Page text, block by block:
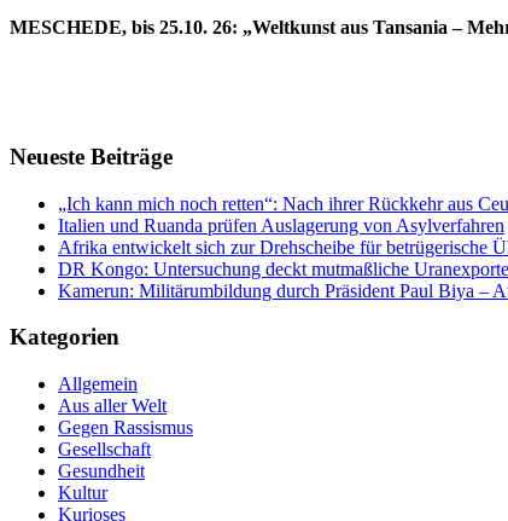
eilig
MESCHEDE, bis 25.10. 26: „Weltkunst aus Tansania –
Neueste Beiträge
„Ich kann mich noch retten“: Nach ihrer Rückkehr aus
Italien und Ruanda prüfen Auslagerung von Asylverfahren
Afrika entwickelt sich zur Drehscheibe für betrügerische
DR Kongo: Untersuchung deckt mutmaßliche
Kamerun: Militärumbildung durch Präsident Paul Biya –
Kategorien
Allgemein
Aus aller Welt
Gegen Rassismus
Gesellschaft
Gesundheit
Kultur
Kurioses